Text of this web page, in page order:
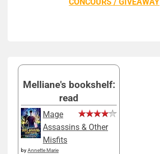
CONCOURS / GIVEAWAY
Melliane's bookshelf:
read
Mage
Assassins & Other
Misfits
byAnnette Marie